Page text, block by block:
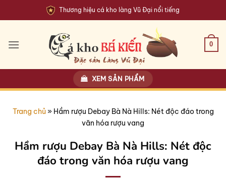
qua
dung
Thương hiệu cá kho làng Vũ Đại nổi tiếng
0
XEM SẢN PHẨM
Trang chủ» Hầm rượu Debay Bà Nà Hills: Nét độc đáo trong
văn hóa rượu vang
Hầm rượu Debay Bà Nà Hills: Nét độc
đáo trong văn hóa rượu vang